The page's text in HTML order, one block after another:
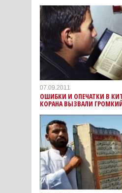
07.09.2011
ОШИБКИ И ОПЕЧАТКИ В
КОРАНА ВЫЗВАЛИ